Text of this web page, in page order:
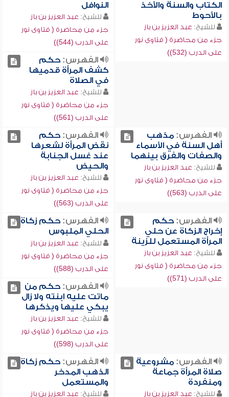
الكتاب والسنة والأخذ
بالأحوط
للشيخ: عبد العزيز بن باز
جزء من محاضرة ( فتاوى نور
على الدرب (532))
النوافل
للشيخ: عبد العزيز بن باز
جزء من محاضرة ( فتاوى نور
على الدرب (544))
الفهرس:حكم
كشف المرأة قدميها
في الصلاة
للشيخ: عبد العزيز بن باز
جزء من محاضرة ( فتاوى نور
على الدرب (561))
الفهرس:مذهب
أهل السنة في الأسماء
والصفات والفرق بينهما
للشيخ: عبد العزيز بن باز
جزء من محاضرة ( فتاوى نور
على الدرب (563))
الفهرس:حكم
نقض المرأة لشعرها
عند غسل الجنابة
والحيض
للشيخ: عبد العزيز بن باز
جزء من محاضرة ( فتاوى نور
على الدرب (563))
الفهرس:حكم
إخراج الزكاة عن حلي
المرأة المستعمل للزينة
للشيخ: عبد العزيز بن باز
جزء من محاضرة ( فتاوى نور
على الدرب (571))
الفهرس:حكم زكاة
الحلي الملبوس
للشيخ: عبد العزيز بن باز
جزء من محاضرة ( فتاوى نور
على الدرب (588))
الفهرس:حكم من
ماتت عليه ابنته ولا زال
يبكي عليها ويذكرها
للشيخ: عبد العزيز بن باز
جزء من محاضرة ( فتاوى نور
على الدرب (598))
الفهرس:مشروعية
صلاة المرأة جماعة
ومنفردة
للشيخ: عبد العزيز بن باز
الفهرس:حكم زكاة
الذهب المدخر
والمستعمل
للشيخ: عبد العزيز بن باز